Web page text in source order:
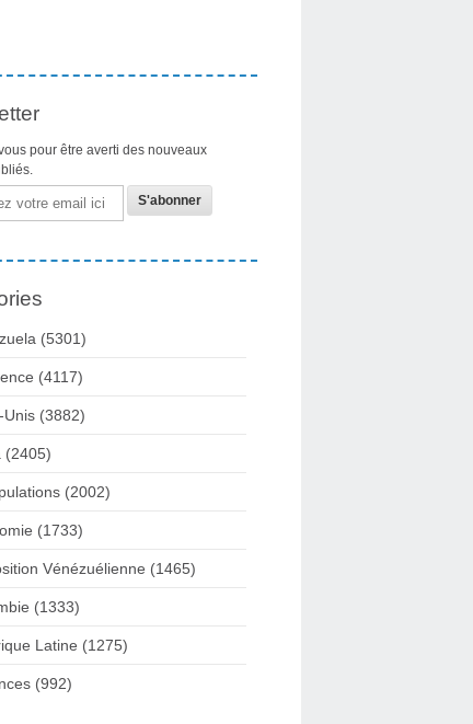
pour être averti des nouveaux
(5301)
(4117)
Unis (3882)
(2405)
(2002)
(1733)
Vénézuélienne (1465)
(1333)
Latine (1275)
(992)